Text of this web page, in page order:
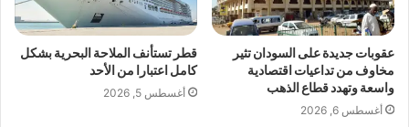
عقوبات جديدة على السودان تثير
مخاوف من تداعيات اقتصادية
واسعة وتهدد قطاع الذهب
أغسطس 6, 2026
قطر تستأنف الملاحة البحرية بشكل
كامل اعتبارا من الأحد
أغسطس 5, 2026